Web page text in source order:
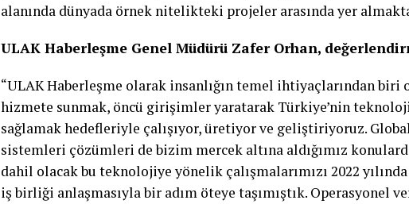
alanında dünyada örnek nitelikteki projeler arasında yer
ULAK Haberleşme Genel Müdürü Zafer Orhan,
“ULAK Haberleşme olarak insanlığın temel ihtiyaçlarından
hizmete sunmak, öncü girişimler yaratarak Türkiye’nin
sağlamak hedefleriyle çalışıyor, üretiyor ve geliştiriyoruz.
sistemleri çözümleri de bizim mercek altına aldığımız
dahil olacak bu teknolojiye yönelik çalışmalarımızı 2022
iş birliği anlaşmasıyla bir adım öteye taşımıştık. Operasyonel